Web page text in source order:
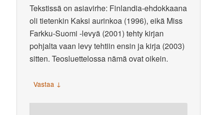
Tekstissä on asiavirhe: Finlandia-ehdokkaana
oli tietenkin Kaksi aurinkoa (1996), eikä Miss
Farkku-Suomi -levyä (2001) tehty kirjan
pohjalta vaan levy tehtiin ensin ja kirja (2003)
sitten. Teosluettelossa nämä ovat oikein.
Vastaa ↓